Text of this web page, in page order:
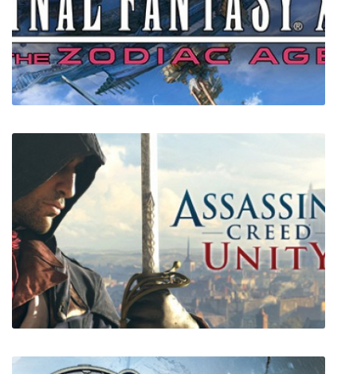
The Last Sky
FINAL FANTASY XII THE ZODIAC AGE